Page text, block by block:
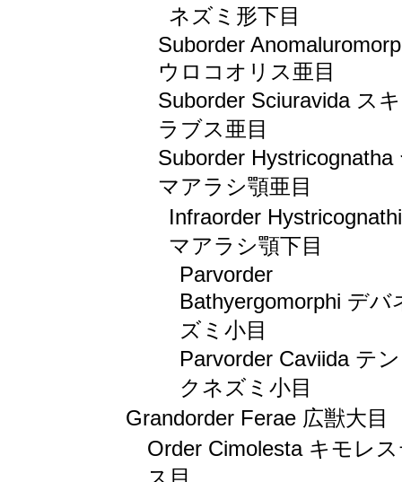
ネズミ形下目
Suborder
ウロコオリス亜目
Suborder Sciuravida ス
ラブス亜目
Suborder Hystricognatha
マアラシ顎亜目
Infraorder
マアラシ顎下目
Parvorder
Bathyergomorphi デバ
ズミ小目
Parvorder Caviida テ
クネズミ小目
Grandorder Ferae 広獣大目
Order Cimolesta キモレ
ス目